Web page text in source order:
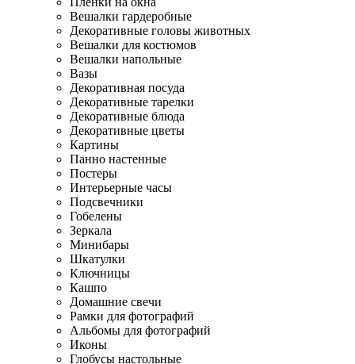
Вешалки гардеробные
Декоративные головы животных
Вешалки для костюмов
Вешалки напольные
Вазы
Декоративная посуда
Декоративные тарелки
Декоративные блюда
Декоративные цветы
Картины
Панно настенные
Постеры
Интерьерные часы
Подсвечники
Гобелены
Зеркала
Минибары
Шкатулки
Ключницы
Кашпо
Домашние свечи
Рамки для фотографий
Альбомы для фотографий
Иконы
Глобусы настольные